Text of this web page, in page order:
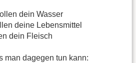
dein Wasser
deine Lebensmittel
dein Fleisch
man dagegen tun kann: